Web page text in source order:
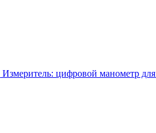
цифровой манометр